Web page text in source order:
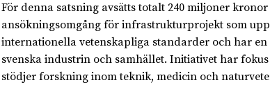
För denna satsning avsätts totalt 240 miljoner
ansökningsomgång för infrastrukturprojekt som
internationella vetenskapliga standarder och har
svenska industrin och samhället. Initiativet har
stödjer forskning inom teknik, medicin och